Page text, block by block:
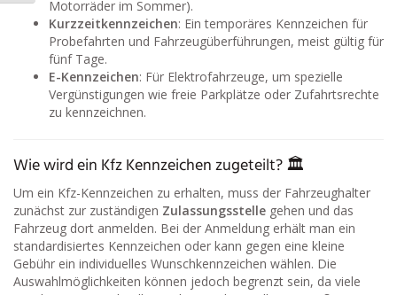
Motorräder im Sommer).
Kurzzeitkennzeichen: Ein temporäres Kennzeichen für
Probefahrten und Fahrzeugüberführungen, meist gültig für
fünf Tage.
E-Kennzeichen: Für Elektrofahrzeuge, um spezielle
Vergünstigungen wie freie Parkplätze oder Zufahrtsrechte
zu kennzeichnen.
Wie wird ein Kfz Kennzeichen zugeteilt? 🏛️
Um ein Kfz-Kennzeichen zu erhalten, muss der Fahrzeughalter
zunächst zur zuständigen Zulassungsstelle gehen und das
Fahrzeug dort anmelden. Bei der Anmeldung erhält man ein
standardisiertes Kennzeichen oder kann gegen eine kleine
Gebühr ein individuelles Wunschkennzeichen wählen. Die
Auswahlmöglichkeiten können jedoch begrenzt sein, da viele